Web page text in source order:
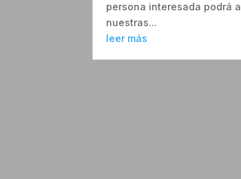
persona interesada podrá
nuestras...
leer más